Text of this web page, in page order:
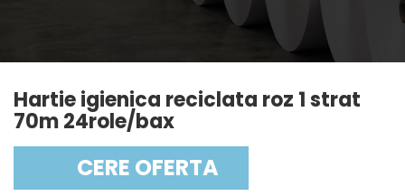
Hartie igienica reciclata roz 1 strat
70m 24role/bax
CERE OFERTA